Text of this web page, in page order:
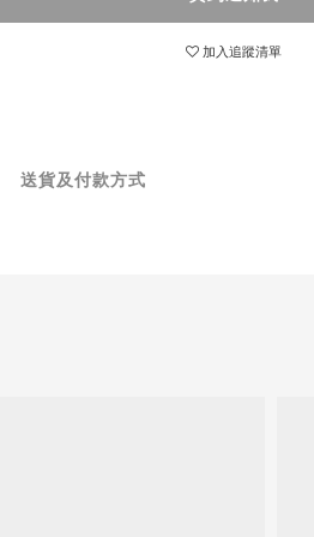
加入追蹤清單
送貨及付款方式